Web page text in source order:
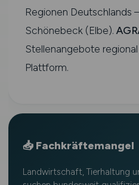
Regionen Deutschlands
Schönebeck (Elbe).
Stellenangebote
Plattform.
📥 Fachkräftemangel
Landwirtschaft, Tierhaltung